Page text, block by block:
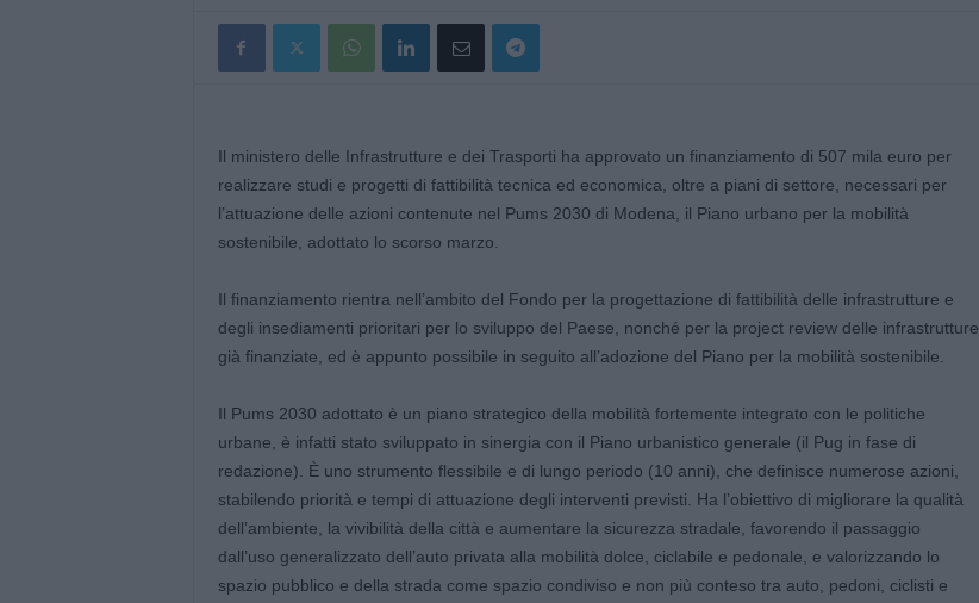
Il ministero delle Infrastrutture e dei Trasporti ha approvato un finanziamento di 507 mila euro per
realizzare studi e progetti di fattibilità tecnica ed economica, oltre a piani di settore, necessari per
l’attuazione delle azioni contenute nel Pums 2030 di Modena, il Piano urbano per la mobilità
sostenibile, adottato lo scorso marzo.
Il finanziamento rientra nell’ambito del Fondo per la progettazione di fattibilità delle infrastrutture e
degli insediamenti prioritari per lo sviluppo del Paese, nonché per la project review delle infrastrutture
già finanziate, ed è appunto possibile in seguito all’adozione del Piano per la mobilità sostenibile.
Il Pums 2030 adottato è un piano strategico della mobilità fortemente integrato con le politiche
urbane, è infatti stato sviluppato in sinergia con il Piano urbanistico generale (il Pug in fase di
redazione). È uno strumento flessibile e di lungo periodo (10 anni), che definisce numerose azioni,
stabilendo priorità e tempi di attuazione degli interventi previsti. Ha l’obiettivo di migliorare la qualità
dell’ambiente, la vivibilità della città e aumentare la sicurezza stradale, favorendo il passaggio
dall’uso generalizzato dell’auto privata alla mobilità dolce, ciclabile e pedonale, e valorizzando lo
spazio pubblico e della strada come spazio condiviso e non più conteso tra auto, pedoni, ciclisti e